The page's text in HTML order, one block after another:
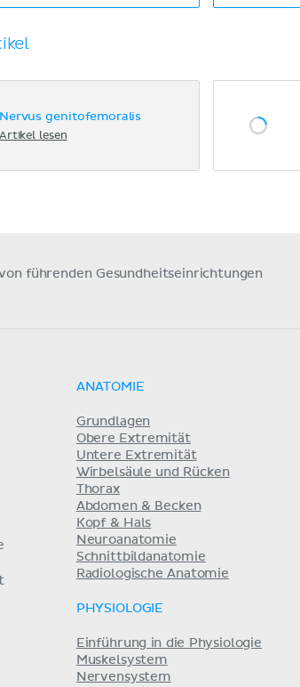
Nervus genitofemoralis
Artikel lesen
führenden Gesundheitseinrichtungen
ANATOMIE
Grundlagen
Obere Extremität
Untere Extremität
Wirbelsäule und Rücken
Thorax
Abdomen & Becken
Kopf & Hals
Neuroanatomie
Schnittbildanatomie
Radiologische Anatomie
PHYSIOLOGIE
Einführung in die Physiologie
Muskelsystem
Nervensystem